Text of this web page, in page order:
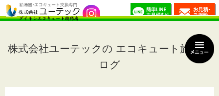
株式会社ユーテックの エコキュート施工ブ
ログ